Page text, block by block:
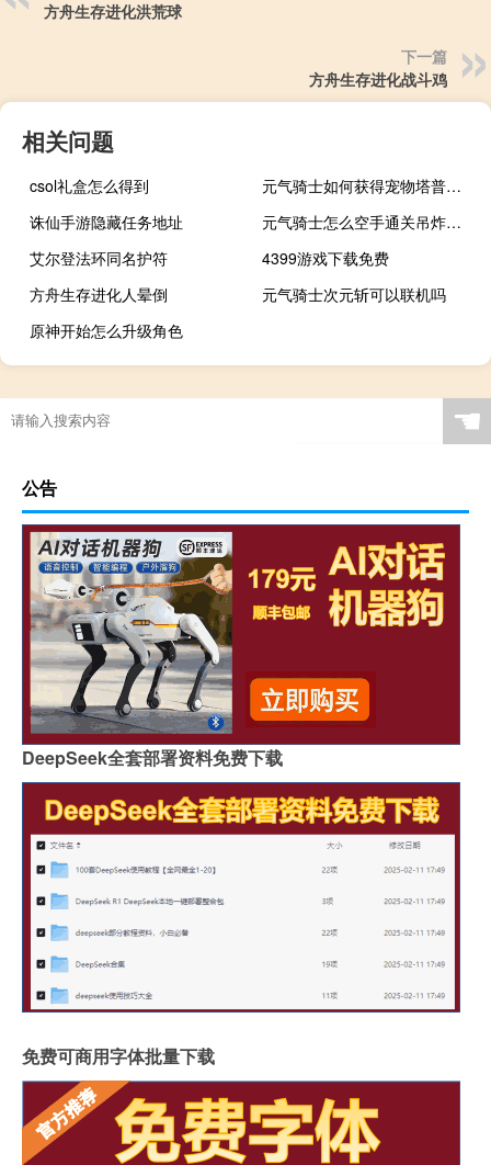
方舟生存进化洪荒球
下一篇
方舟生存进化战斗鸡
相关问题
csol礼盒怎么得到
元气骑士如何获得宠物塔普血量
诛仙手游隐藏任务地址
元气骑士怎么空手通关吊炸天,卡bug
艾尔登法环同名护符
4399游戏下载免费
方舟生存进化人晕倒
元气骑士次元斩可以联机吗
原神开始怎么升级角色
☚
公告
DeepSeek全套部署资料免费下载
免费可商用字体批量下载